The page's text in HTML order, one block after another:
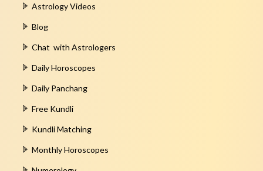
Astrology Videos
Blog
Chat with Astrologers
Daily Horoscopes
Daily Panchang
Free Kundli
Kundli Matching
Monthly Horoscopes